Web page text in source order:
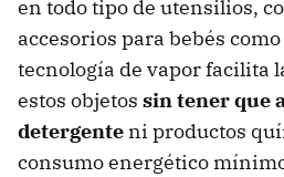
en todo tipo de utensilios,
accesorios para bebés
tecnología de vapor facilita
estos objetos sin tener que
detergente ni productos
consumo energético